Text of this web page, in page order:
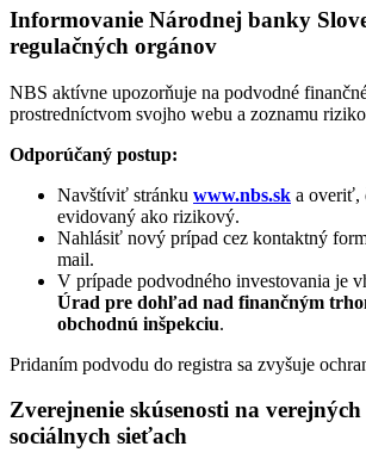
Informovanie Národnej banky
regulačných orgánov
NBS aktívne upozorňuje na podvodné
prostredníctvom svojho webu a zoznamu
Odporúčaný postup:
Navštíviť stránku www.nbs.sk a overiť,
evidovaný ako rizikový.
Nahlásiť nový prípad cez kontaktný
mail.
V prípade podvodného investovania je
Úrad pre dohľad nad finančným
obchodnú inšpekciu.
Pridaním podvodu do registra sa zvyšuje
Zverejnenie skúsenosti na
sociálnych sieťach